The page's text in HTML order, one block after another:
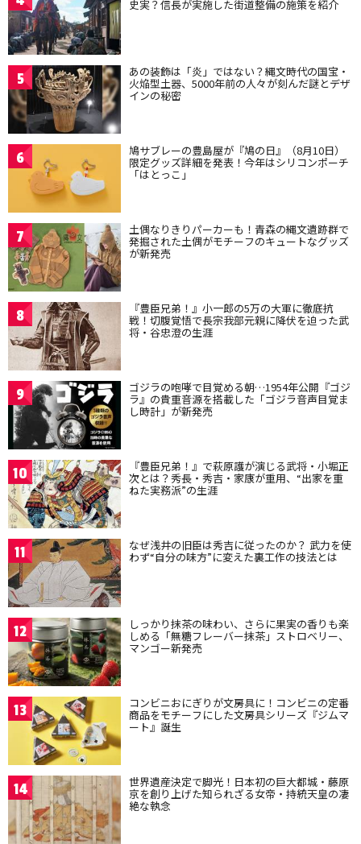
史実？信長が実施した街道整備の施策を紹介
5 あの装飾は「炎」ではない？縄文時代の国宝・
火焔型土器、5000年前の人々が刻んだ謎とデザ
インの秘密
6 鳩サブレーの豊島屋が『鳩の日』（8月10日）
限定グッズ詳細を発表！今年はシリコンポーチ
「はとっこ」
7 土偶なりきりパーカーも！青森の縄文遺跡群で
発掘された土偶がモチーフのキュートなグッズ
が新発売
8 『豊臣兄弟！』小一郎の5万の大軍に徹底抗
戦！切腹覚悟で長宗我部元親に降伏を迫った武
将・谷忠澄の生涯
9 ゴジラの咆哮で目覚める朝…1954年公開『ゴジ
ラ』の貴重音源を搭載した「ゴジラ音声目覚ま
し時計」が新発売
10 『豊臣兄弟！』で萩原護が演じる武将・小堀正
次とは？秀長・秀吉・家康が重用、“出家を重
ねた実務派”の生涯
11 なぜ浅井の旧臣は秀吉に従ったのか？ 武力を使
わず“自分の味方”に変えた裏工作の技法とは
12 しっかり抹茶の味わい、さらに果実の香りも楽
しめる「無糖フレーバー抹茶」ストロベリー、
マンゴー新発売
13 コンビニおにぎりが文房具に！コンビニの定番
商品をモチーフにした文房具シリーズ『ジムマ
ート』誕生
14 世界遺産決定で脚光！日本初の巨大都城・藤原
京を創り上げた知られざる女帝・持統天皇の凄
絶な執念